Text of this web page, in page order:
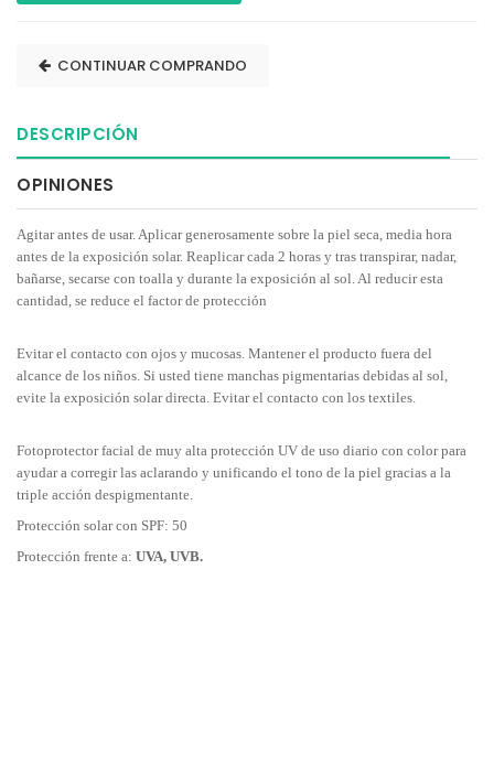
CONTINUAR COMPRANDO
DESCRIPCIÓN
OPINIONES
Agitar antes de usar. Aplicar generosamente sobre la piel seca, media hora
antes de la exposición solar. Reaplicar cada 2 horas y tras transpirar, nadar,
bañarse, secarse con toalla y durante la exposición al sol. Al reducir esta
cantidad, se reduce el factor de protección
Evitar el contacto con ojos y mucosas. Mantener el producto fuera del
alcance de los niños. Si usted tiene manchas pigmentarias debidas al sol,
evite la exposición solar directa. Evitar el contacto con los textiles.
Fotoprotector facial de muy alta protección UV de uso diario con color para
ayudar a corregir las aclarando y unificando el tono de la piel gracias a la
triple acción despigmentante.
Protección solar con SPF: 50
Protección frente a: UVA, UVB.